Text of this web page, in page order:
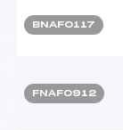
BNAF0117
FNAF0912